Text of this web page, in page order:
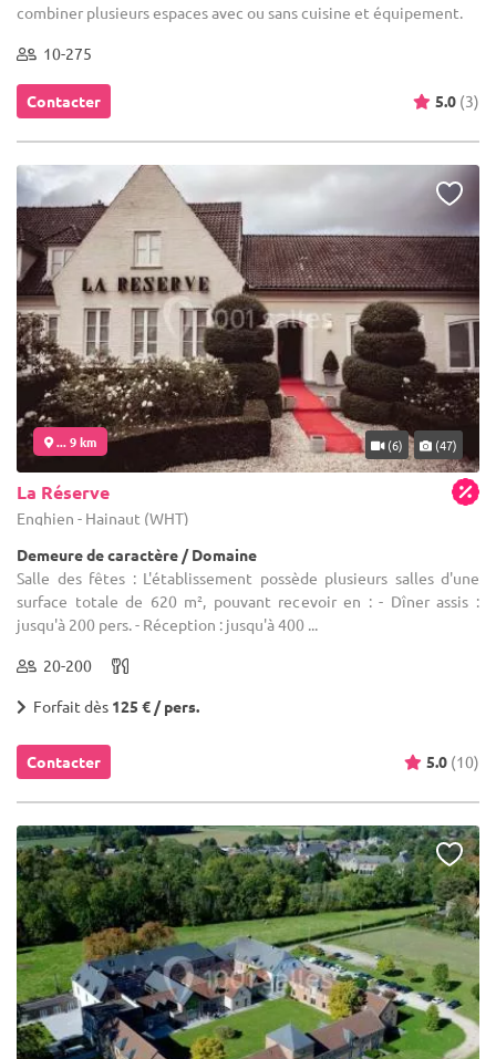
combiner plusieurs espaces avec ou sans cuisine et équipement.
10-275
Contacter 5.0 (3)
... 9 km (6) (47)
La Réserve
Enghien - Hainaut (WHT)
Demeure de caractère / Domaine
Salle des fêtes : L'établissement possède plusieurs salles d'une
surface totale de 620 m², pouvant recevoir en : - Dîner assis :
jusqu'à 200 pers. - Réception : jusqu'à 400 ...
20-200
Forfait dès 125 € / pers.
Contacter 5.0 (10)